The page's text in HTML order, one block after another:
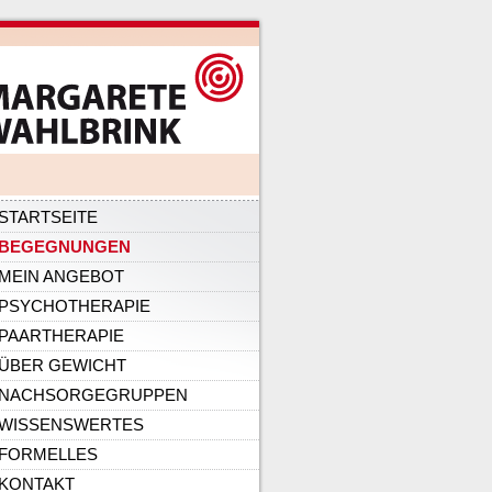
STARTSEITE
BEGEGNUNGEN
MEIN ANGEBOT
PSYCHOTHERAPIE
PAARTHERAPIE
ÜBER GEWICHT
NACHSORGEGRUPPEN
FORMELLES
KONTAKT